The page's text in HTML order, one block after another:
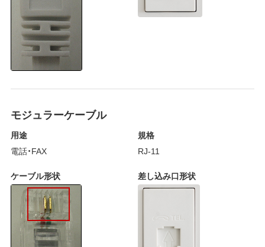
モジュラーケーブル
用途
電話・FAX
規格
RJ-11
ケーブル形状 差し込み口形状